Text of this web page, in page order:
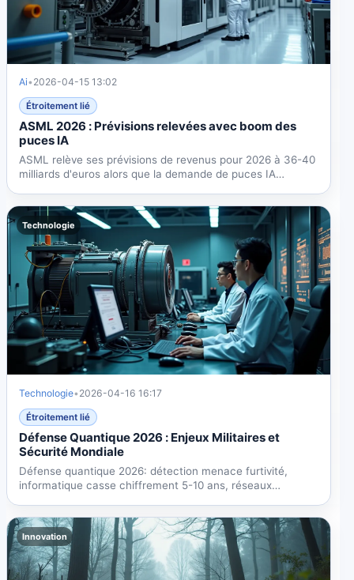
Ai• 2026-04-15 13:02
Étroitement lié
ASML 2026 : Prévisions relevées avec boom des
puces IA
ASML relève ses prévisions de revenus pour 2026 à 36-40
milliards d'euros alors que la demande de puces IA
Technologie
Technologie• 2026-04-16 16:17
Étroitement lié
Défense Quantique 2026 : Enjeux Militaires et
Sécurité Mondiale
Défense quantique 2026: détection menace furtivité,
informatique casse chiffrement 5-10 ans, réseaux
Innovation